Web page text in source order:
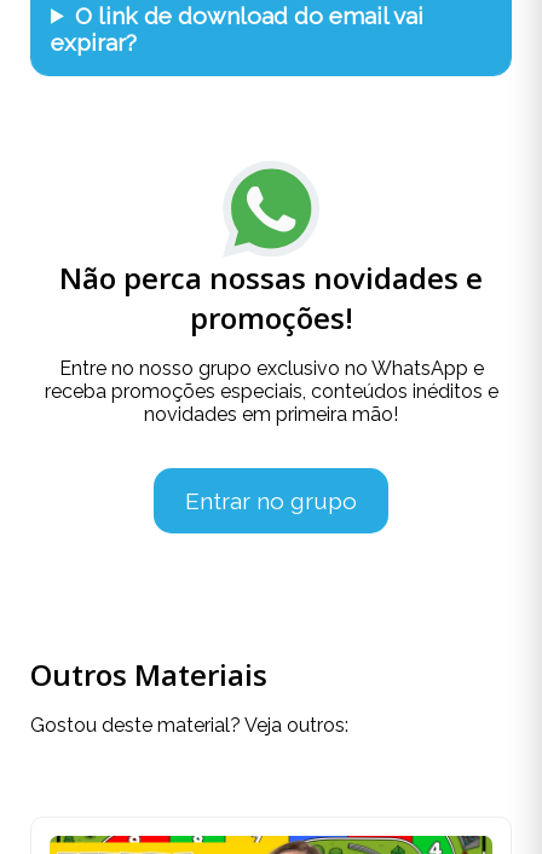
O link de download do email vai
expirar?
Não perca nossas novidades e
promoções!
Entre no nosso grupo exclusivo no WhatsApp e
receba promoções especiais, conteúdos inéditos e
novidades em primeira mão!
Entrar no grupo
Outros Materiais
Gostou deste material? Veja outros: